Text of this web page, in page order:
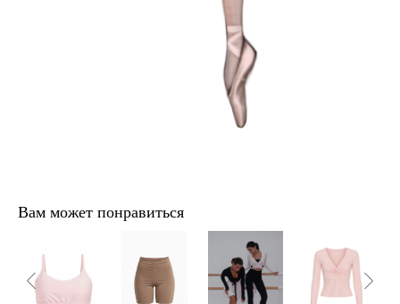
Вам может понравиться